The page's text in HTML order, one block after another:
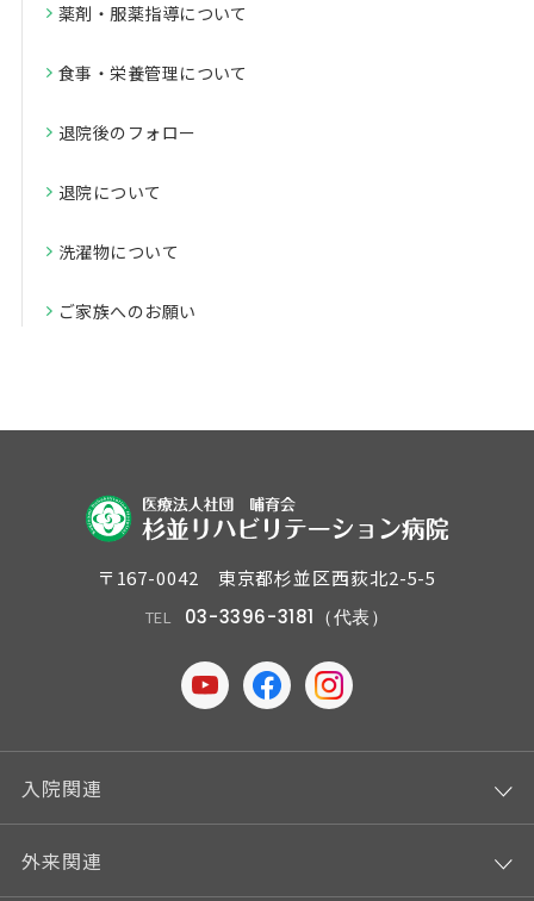
薬剤・服薬指導について
食事・栄養管理について
退院後のフォロー
退院について
洗濯物について
ご家族へのお願い
〒167-0042 東京都杉並区西荻北2-5-5
TEL 03-3396-3181（代表）
入院関連
外来関連